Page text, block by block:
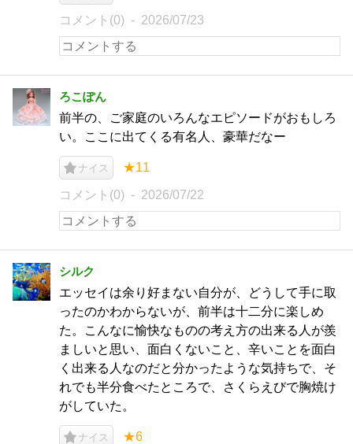
コメント(0) 2026/07/23
ろこぽん
前半の、ご家庭のいろんなエピソードがおもしろ
い。ここに出てくる有名人、豪華だなー
ナイス ★11
コメント(0) 2026/07/22
シルク
エッセイは余り好まない自分が、どうして手に取
ったのかわからないが、前半は十二分に楽しめ
た。こんなに愉快なものの考え方の出来る人が羨
ましいと思い、面白くないこと、辛いことを面白
く出来る人なのだと分かったような気持ちで、そ
れでも半分食べたところで、さくらえびで胸焼け
がしていた。
ナイス ★6